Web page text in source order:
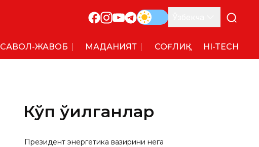
САВОЛ-ЖАВОБ МАДАНИЯТ СОҒЛИҚ HI-TECH
Кўп ўқилганлар
Президент энергетика вазирини нега